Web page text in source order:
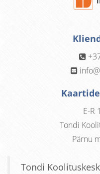
E-R
Tondi
Pärnu
Tondi